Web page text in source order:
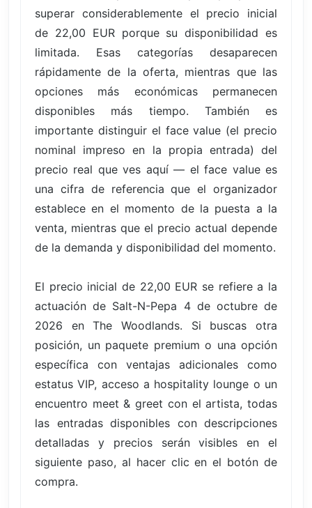
superar considerablemente el precio inicial
de 22,00 EUR porque su disponibilidad es
limitada. Esas categorías desaparecen
rápidamente de la oferta, mientras que las
opciones más económicas permanecen
disponibles más tiempo. También es
importante distinguir el face value (el precio
nominal impreso en la propia entrada) del
precio real que ves aquí — el face value es
una cifra de referencia que el organizador
establece en el momento de la puesta a la
venta, mientras que el precio actual depende
de la demanda y disponibilidad del momento.
El precio inicial de 22,00 EUR se refiere a la
actuación de Salt-N-Pepa 4 de octubre de
2026 en The Woodlands. Si buscas otra
posición, un paquete premium o una opción
específica con ventajas adicionales como
estatus VIP, acceso a hospitality lounge o un
encuentro meet & greet con el artista, todas
las entradas disponibles con descripciones
detalladas y precios serán visibles en el
siguiente paso, al hacer clic en el botón de
compra.